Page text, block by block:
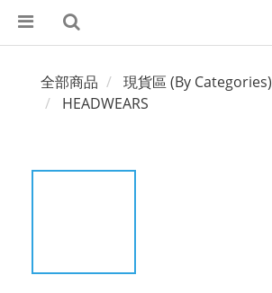
全部商品
現貨區 (By Categories)
HEADWEARS